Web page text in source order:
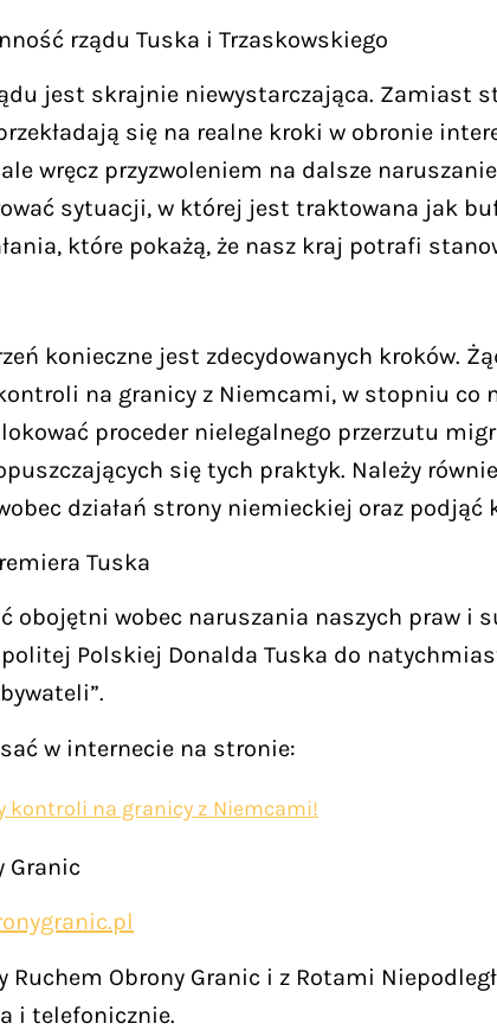
rządu Tuska i Trzaskowskiego
jest skrajnie niewystarczająca. Zamiast
się na realne kroki w obronie
wręcz przyzwoleniem na dalsze
sytuacji, w której jest traktowana jak
które pokażą, że nasz kraj potrafi
konieczne jest zdecydowanych kroków.
na granicy z Niemcami, w stopniu
proceder nielegalnego przerzutu
się tych praktyk. Należy
działań strony niemieckiej oraz
Tuska
obojętni wobec naruszania naszych praw i
Polskiej Donalda Tuska do
w internecie na stronie:
kontroli na granicy z Niemcami!
Granic
Ruchem Obrony Granic i z Rotami
i telefonicznie.